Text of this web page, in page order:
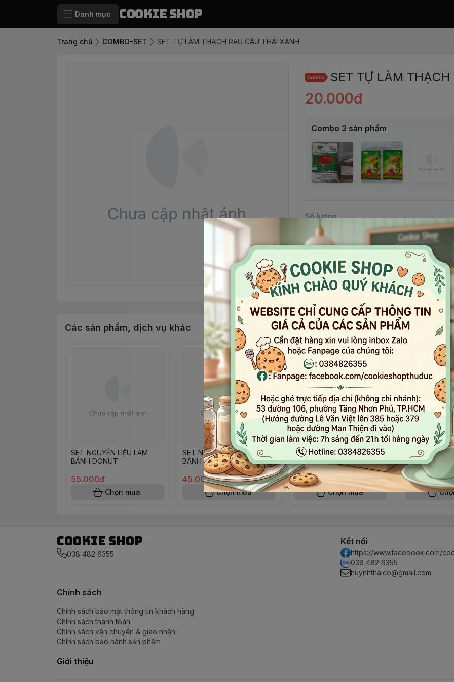
Danh mục Cookie Shop
Trang chủ COMBO-SET SET TỰ LÀM THẠCH RAU CÂU THÁI XANH
SET TỰ LÀM
20.000đ
Combo 3 sản phẩm
Số lượng
Các sản phẩm, dịch vụ khác
SET NGUYÊN LIỆU LÀM
BÁNH DONUT
55.000đ
Chọn mua
SET NGUYÊN LIỆU LÀM VỎ
BÁNH TRUNG THU NƯỚNG
45.000đ
Chọn mua
SET NGUYÊN LIỆU TỰ LÀM
500G NHÂN THẬP CẨM
95.000đ
Chọn mua
SET
THẠCH RAU
ĐEN
16.000đ
Cookie Shop
038 482 6355
Kết nối
https://www.facebook.com/
038 482 6355
huynhthaico@gmail.com
Chính sách
Chính sách bảo mật thông tin khách hàng
Chính sách thanh toán
Chính sách vận chuyển & giao nhận
Chính sách bảo hành sản phẩm
Giới thiệu